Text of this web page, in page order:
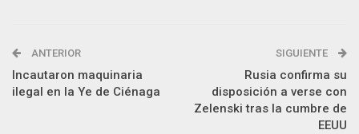
ANTERIOR
Incautaron maquinaria
ilegal en la Ye de Ciénaga
SIGUIENTE
Rusia confirma su
disposición a verse con
Zelenski tras la cumbre de
EEUU